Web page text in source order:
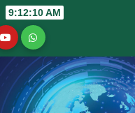
9:12:11 AM